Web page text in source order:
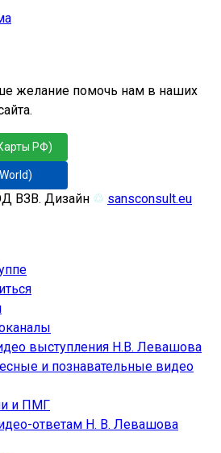
желание помочь нам в наших
РФ)
ВЗВ. Дизайн ♲ sansconsult.eu
выступления Н.В. Левашова
и познавательные видео
и ПМГ
ответам Н. В. Левашова